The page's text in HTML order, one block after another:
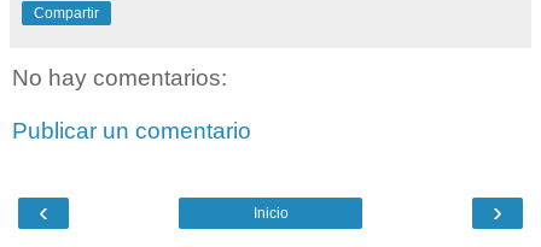
Compartir
No hay comentarios:
Publicar un comentario
‹ ›
Inicio